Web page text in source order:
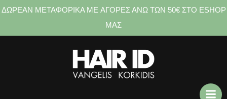
ΔΩΡΕΑΝ ΜΕΤΑΦΟΡΙΚΑ ME ΑΓΟΡΕΣ ΑΝΩ ΤΩΝ 50€ ΣΤΟ ESHOP
ΜΑΣ
to
content